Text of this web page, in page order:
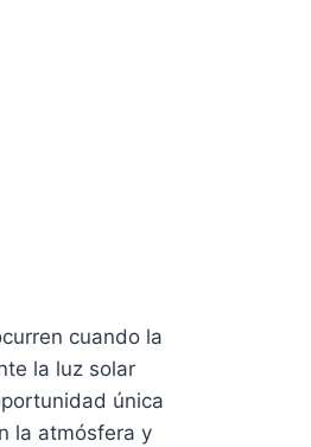
cuando la
la luz solar
única
la atmósfera y